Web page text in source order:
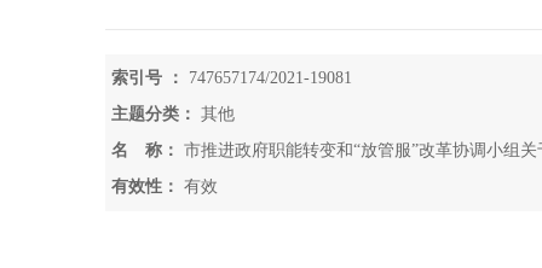
索引号 ：
747657174/2021-19081
主题分类： 其他
名 称： 市推进政府职能转变和“放管服”改革协调小组
政务服务“跨省通办”实施方案》的通知
有效性： 有效